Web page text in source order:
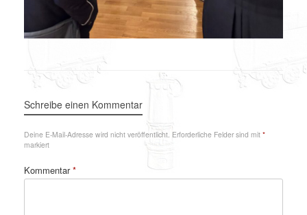
Schreibe einen Kommentar
Deine E-Mail-Adresse wird nicht veröffentlicht. Erforderliche Felder sind mit *
markiert
Kommentar*